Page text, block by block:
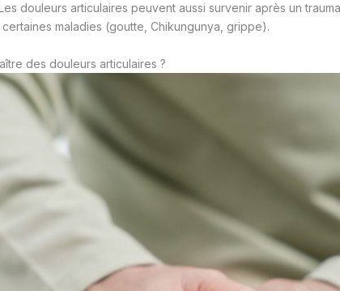
douleurs articulaires peuvent aussi survenir après un
maladies (goutte, Chikungunya, grippe).
des douleurs articulaires ?